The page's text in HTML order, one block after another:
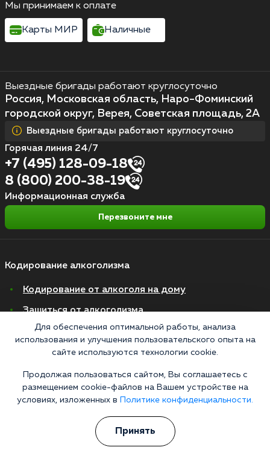
Кодирование алкоголизма
Кодирование от алкоголя на дому
Зашиться от алкоголизма
Кодирование уколом
Торпедо
Эспераль
Вивитрол
Вывод из запоя в стационаре
Выездные бригады работают круглосуточно
Россия, Московская область, Наро-Фоминский
городской округ, Верея, Советская площадь, 2А
Выездные бригады работают круглосуточно
Горячая линия 24/7
+7 (495) 128-09-18
8 (800) 200-38-19
Информационная служба
Перезвоните мне
Мы принимаем к оплате
Карты МИР Наличные
Для обеспечения оптимальной работы, анализа
использования и улучшения пользовательского опыта на
сайте используются технологии cookie.
Продолжая пользоваться сайтом, Вы соглашаетесь с
размещением cookie-файлов на Вашем устройстве на
условиях, изложенных в
Политике конфиденциальности.
Принять